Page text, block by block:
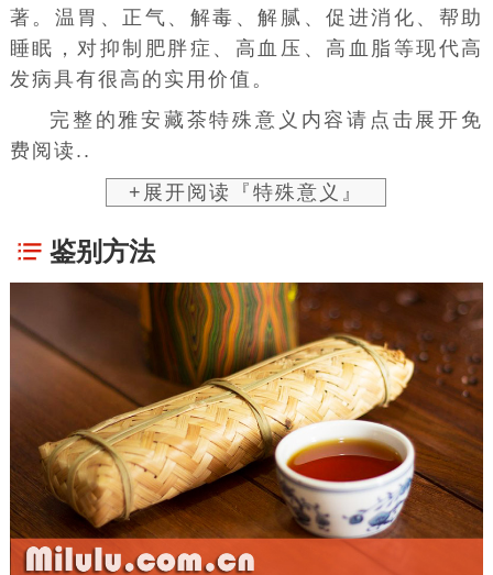
著。温胃、正气、解毒、解腻、促进消化、帮助
睡眠，对抑制肥胖症、高血压、高血脂等现代高
发病具有很高的实用价值。
完整的雅安藏茶特殊意义内容请点击展开免
费阅读..
+展开阅读『特殊意义』
鉴别方法